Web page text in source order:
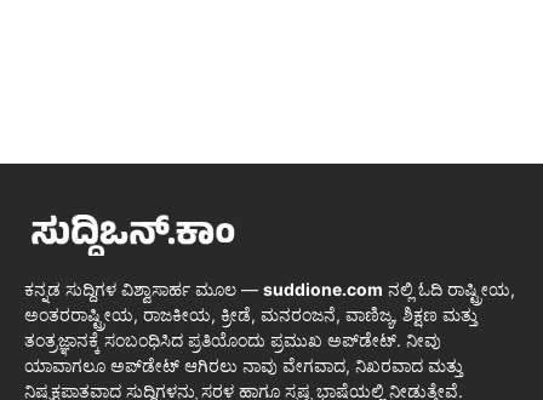
ಕನ್ನಡ ಸುದ್ದಿಗಳ ವಿಶ್ವಾಸಾರ್ಹ ಮೂಲ — suddione.com ನಲ್ಲಿ ಓದಿ ರಾಷ್ಟ್ರೀಯ,
ಅಂತರರಾಷ್ಟ್ರೀಯ, ರಾಜಕೀಯ, ಕ್ರೀಡೆ, ಮನರಂಜನೆ, ವಾಣಿಜ್ಯ, ಶಿಕ್ಷಣ ಮತ್ತು
ತಂತ್ರಜ್ಞಾನಕ್ಕೆ ಸಂಬಂಧಿಸಿದ ಪ್ರತಿಯೊಂದು ಪ್ರಮುಖ ಅಪ್‌ಡೇಟ್. ನೀವು
ಯಾವಾಗಲೂ ಅಪ್‌ಡೇಟ್ ಆಗಿರಲು ನಾವು ವೇಗವಾದ, ನಿಖರವಾದ ಮತ್ತು
ನಿಷ್ಪಕ್ಷಪಾತವಾದ ಸುದ್ದಿಗಳನ್ನು ಸರಳ ಹಾಗೂ ಸ್ಪಷ್ಟ ಭಾಷೆಯಲ್ಲಿ ನೀಡುತ್ತೇವೆ.